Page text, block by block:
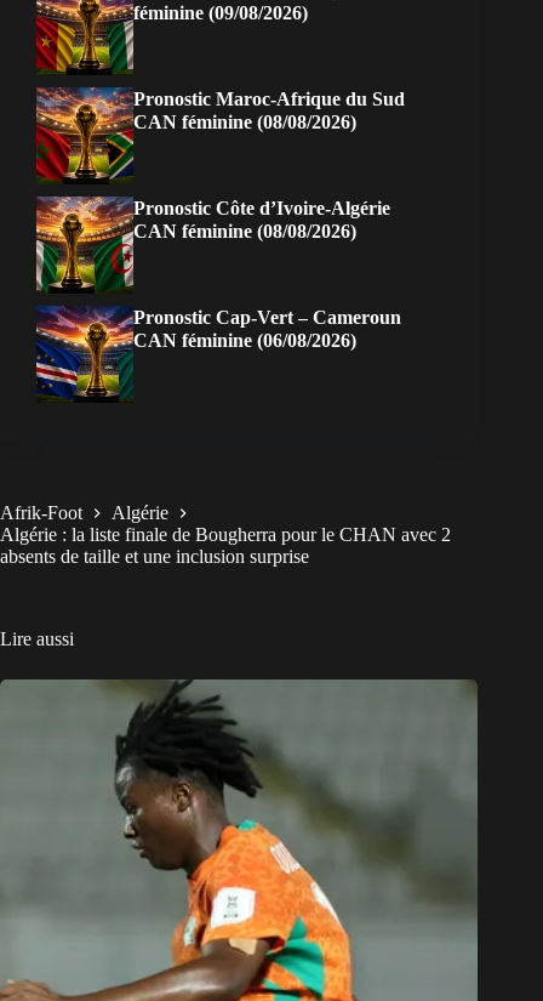
féminine (09/08/2026)
Pronostic Maroc-Afrique du Sud
CAN féminine (08/08/2026)
Pronostic Côte d’Ivoire-Algérie
CAN féminine (08/08/2026)
Pronostic Cap-Vert – Cameroun
CAN féminine (06/08/2026)
Afrik-Foot
Algérie
Algérie : la liste finale de Bougherra pour le CHAN avec 2
absents de taille et une inclusion surprise
Lire aussi